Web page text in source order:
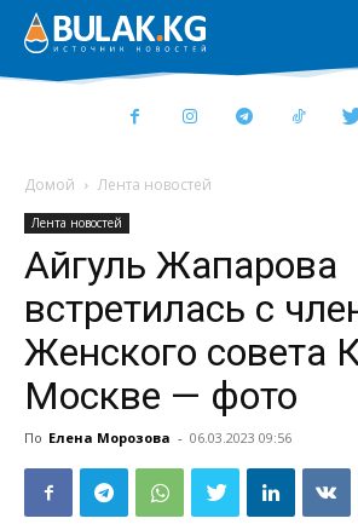
Домой Лента новостей
Лента новостей
Айгуль Жапарова
встретилась с
Женского совета
Москве — фото
По Елена Морозова - 06.03.2023 09:56